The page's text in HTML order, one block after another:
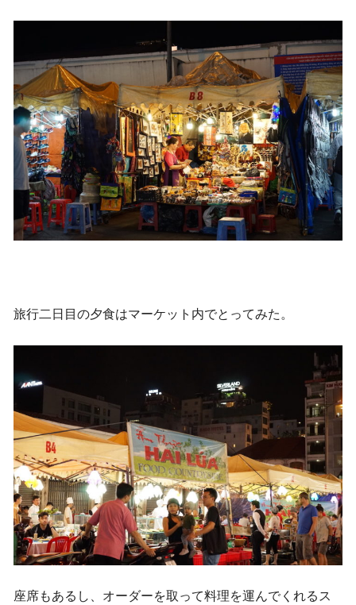
旅行二日目の夕食はマーケット内でとってみた。
座席もあるし、オーダーを取って料理を運んでくれるス